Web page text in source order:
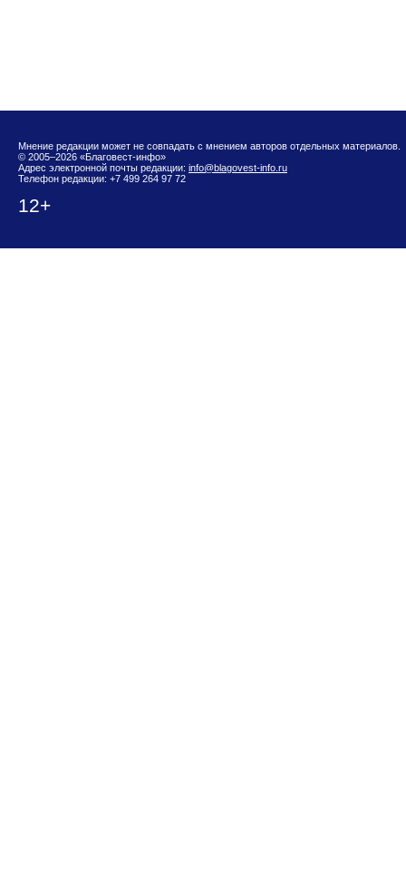
Мнение редакции может не совпадать с мнением авторов отдельных материалов.
© 2005–2026 «Благовест-инфо»
Адрес электронной почты редакции: info@blagovest-info.ru
Телефон редакции: +7 499 264 97 72
12+